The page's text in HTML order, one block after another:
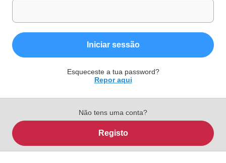
Iniciar sessão
Esqueceste a tua password?
Repor aqui
Não tens uma conta?
Registo